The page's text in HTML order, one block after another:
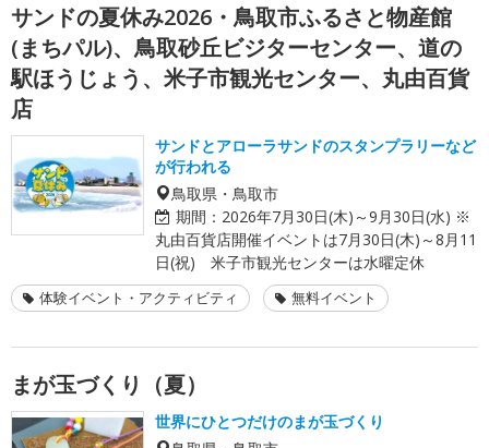
サンドの夏休み2026・鳥取市ふるさと物産館
(まちパル)、鳥取砂丘ビジターセンター、道の
駅ほうじょう、米子市観光センター、丸由百貨
店
サンドとアローラサンドのスタンプラリーなど
が行われる
鳥取県・鳥取市
期間： 2026年7月30日(木)～9月30日(水) ※
丸由百貨店開催イベントは7月30日(木)～8月11
日(祝) 米子市観光センターは水曜定休
体験イベント・アクティビティ 無料イベント
まが玉づくり（夏）
世界にひとつだけのまが玉づくり